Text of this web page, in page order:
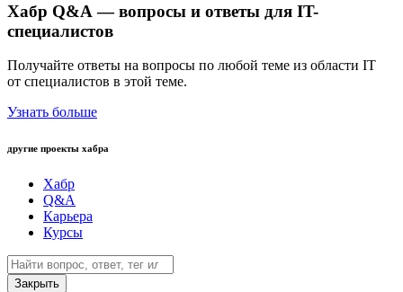
Хабр Q&A — вопросы и ответы для IT-
специалистов
Получайте ответы на вопросы по любой теме из области IT
от специалистов в этой теме.
Узнать больше
другие проекты хабра
Хабр
Q&A
Карьера
Курсы
Закрыть